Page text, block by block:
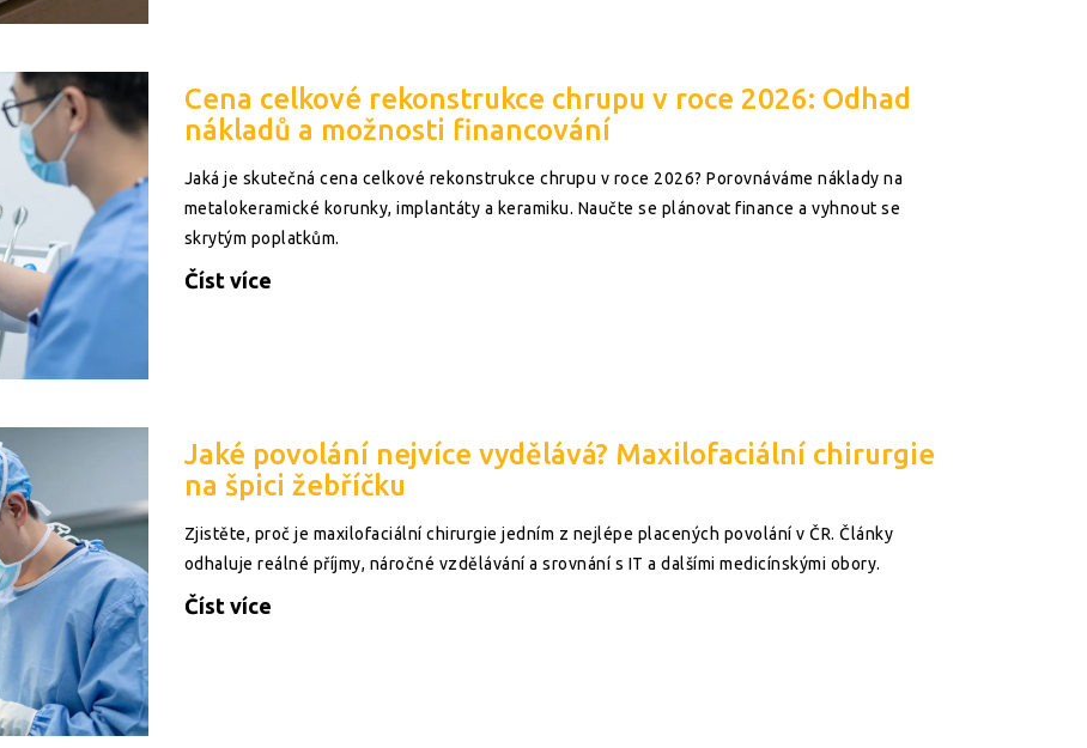
Cena celkové rekonstrukce chrupu v roce 2026: Odhad
nákladů a možnosti financování
Jaká je skutečná cena celkové rekonstrukce chrupu v roce 2026? Porovnáváme náklady na
metalokeramické korunky, implantáty a keramiku. Naučte se plánovat finance a vyhnout se
skrytým poplatkům.
Číst více
Jaké povolání nejvíce vydělává? Maxilofaciální chirurgie
na špici žebříčku
Zjistěte, proč je maxilofaciální chirurgie jedním z nejlépe placených povolání v ČR. Články
odhaluje reálné příjmy, náročné vzdělávání a srovnání s IT a dalšími medicínskými obory.
Číst více